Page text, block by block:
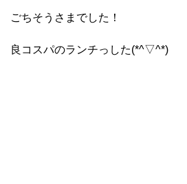
ごちそうさまでした！
良コスパのランチっした(*^▽^*)